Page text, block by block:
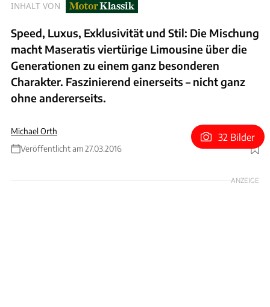
INHALT VON
Speed, Luxus, Exklusivität und Stil: Die Mischung
macht Maseratis viertürige Limousine über die
Generationen zu einem ganz besonderen
Charakter. Faszinierend einerseits – nicht ganz
ohne andererseits.
Michael Orth
Veröffentlicht am 27.03.2016
Foto: Ingolf Pompe
32 Bilder
ANZEIGE